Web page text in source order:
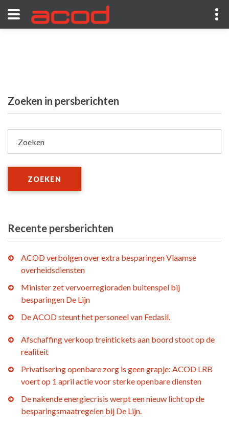
Zoeken in persberichten
Zoeken
ZOEKEN
Recente persberichten
ACOD verbolgen over extra besparingen Vlaamse
overheidsdiensten
Minister zet vervoerregioraden buitenspel bij
besparingen De Lijn
De ACOD steunt het personeel van Fedasil.
Afschaffing verkoop treintickets aan boord stoot op de
realiteit
Privatisering openbare zorg is geen grapje: ACOD LRB
voert op 1 april actie voor sterke openbare diensten
De nakende energiecrisis werpt een nieuw licht op de
besparingsmaatregelen bij De Lijn.